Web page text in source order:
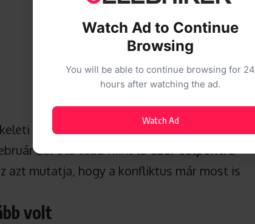
térségért felelős amerikai
28. óta több mint13 ezer célpontra
azt mutatja, hogy a konfliktus már most is
volt
Watch Ad to Continue
Browsing
You will be able to continue browsing for 24
hours after watching the ad.
Watch Ad